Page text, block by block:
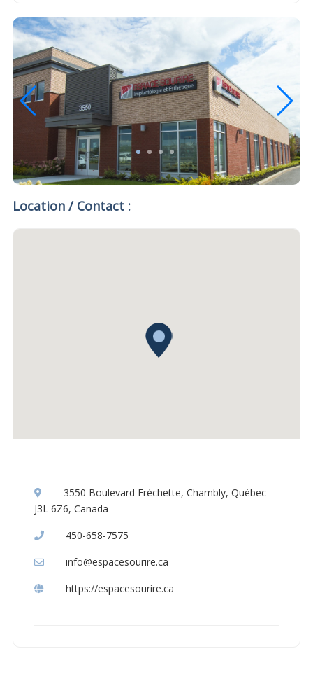
Location / Contact :
3550 Boulevard Fréchette, Chambly, Québec
J3L 6Z6, Canada
450-658-7575
info@espacesourire.ca
https://espacesourire.ca